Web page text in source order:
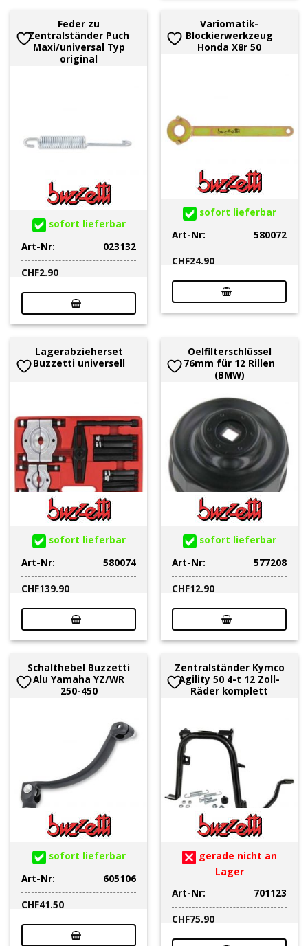
Feder zu
Zentralständer Puch
Maxi/universal Typ
original
sofort lieferbar
Art-Nr:
023132
CHF2.90
Variomatik-
Blockierwerkzeug
Honda X8r 50
sofort lieferbar
Art-Nr:
580072
CHF24.90
Lagerabzieherset
Buzzetti universell
sofort lieferbar
Art-Nr:
580074
CHF139.90
Oelfilterschlüssel
76mm für 12 Rillen
(BMW)
sofort lieferbar
Art-Nr:
577208
CHF12.90
Schalthebel Buzzetti
Alu Yamaha YZ/WR
250-450
sofort lieferbar
Art-Nr:
605106
CHF41.50
Zentralständer Kymco
Agility 50 4-t 12 Zoll-
Räder komplett
gerade nicht an
Lager
Art-Nr:
701123
CHF75.90